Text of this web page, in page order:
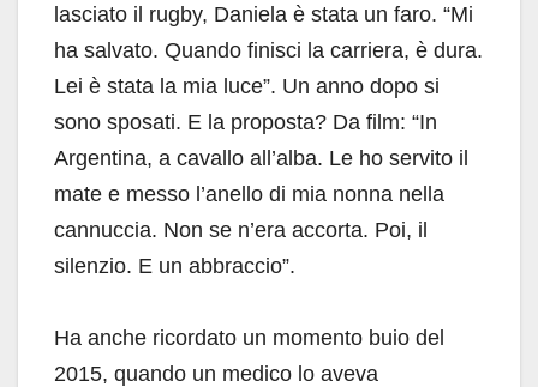
lasciato il rugby, Daniela è stata un faro. “Mi
ha salvato. Quando finisci la carriera, è dura.
Lei è stata la mia luce”. Un anno dopo si
sono sposati. E la proposta? Da film: “In
Argentina, a cavallo all’alba. Le ho servito il
mate e messo l’anello di mia nonna nella
cannuccia. Non se n’era accorta. Poi, il
silenzio. E un abbraccio”.
Ha anche ricordato un momento buio del
2015, quando un medico lo aveva